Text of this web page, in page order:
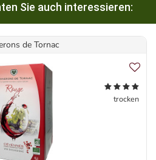
Sie auch interessieren:
de Tornac
trocken